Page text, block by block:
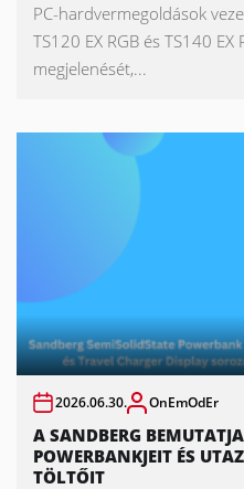
PC-hardvermegoldások
TS120 EX RGB és TS140
megjelenését,...
2026.06.30. OnEmOdEr
A SANDBERG
POWERBANKJEIT ÉS
TÖLTŐIT